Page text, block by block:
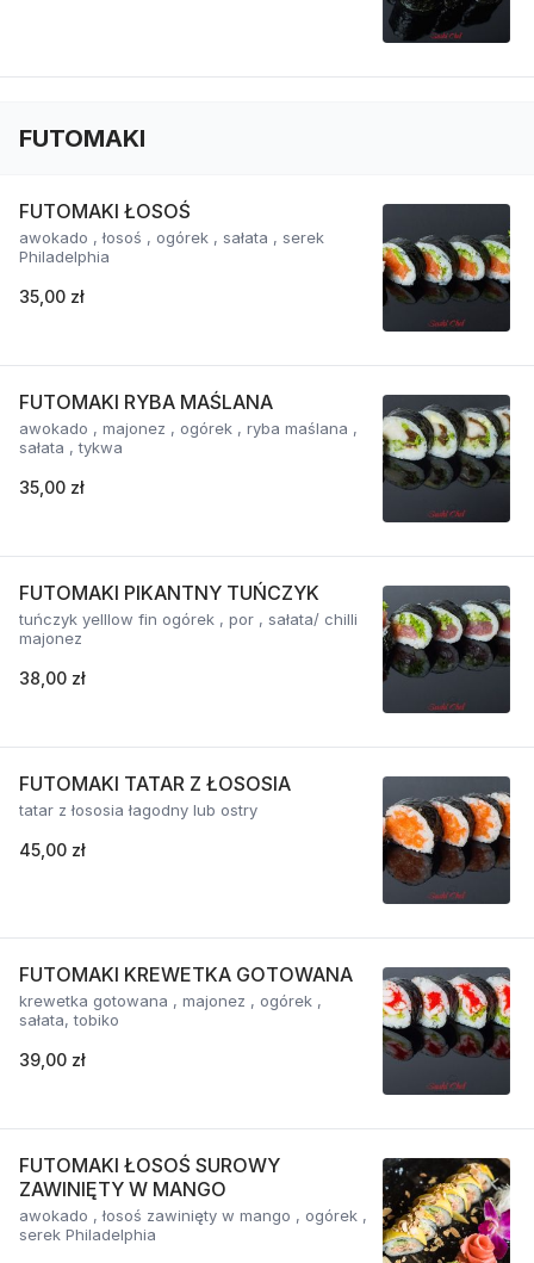
FUTOMAKI
FUTOMAKI ŁOSOŚ
awokado , łosoś , ogórek , sałata , serek
Philadelphia
35,00 zł
FUTOMAKI RYBA MAŚLANA
awokado , majonez , ogórek , ryba maślana ,
sałata , tykwa
35,00 zł
FUTOMAKI PIKANTNY TUŃCZYK
tuńczyk yelllow fin ogórek , por , sałata/ chilli
majonez
38,00 zł
FUTOMAKI TATAR Z ŁOSOSIA
tatar z łososia łagodny lub ostry
45,00 zł
FUTOMAKI KREWETKA GOTOWANA
krewetka gotowana , majonez , ogórek ,
sałata, tobiko
39,00 zł
FUTOMAKI ŁOSOŚ SUROWY
ZAWINIĘTY W MANGO
awokado , łosoś zawinięty w mango , ogórek ,
serek Philadelphia